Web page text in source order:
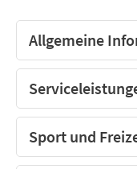
Allgemeine
Sport und